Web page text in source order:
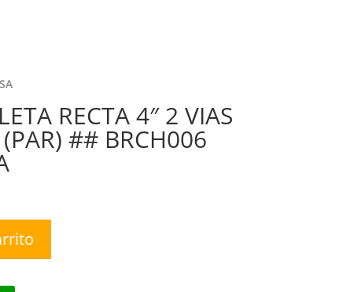
RECTA 4″ 2 VIAS
## BRCH006